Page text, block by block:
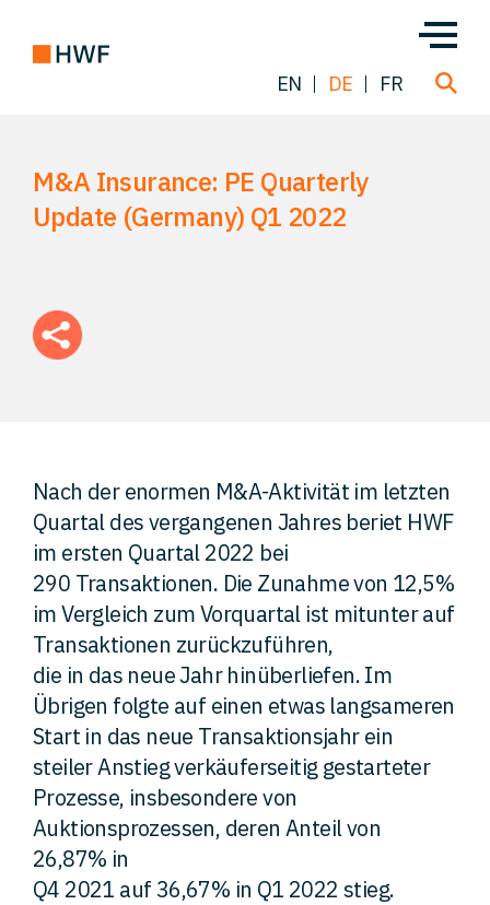
Über uns
Kontakt
EN DE FR
M&A Insurance: PE Quarterly
Update (Germany) Q1 2022
Nach der enormen M&A-Aktivität im letzten
Quartal des vergangenen Jahres beriet HWF
im ersten Quartal 2022 bei
290 Transaktionen. Die Zunahme von 12,5%
im Vergleich zum Vorquartal ist mitunter auf
Transaktionen zurückzuführen,
die in das neue Jahr hinüberliefen. Im
Übrigen folgte auf einen etwas langsameren
Start in das neue Transaktionsjahr ein
steiler Anstieg verkäuferseitig gestarteter
Prozesse, insbesondere von
Auktionsprozessen, deren Anteil von
26,87% in
Q4 2021 auf 36,67% in Q1 2022 stieg.